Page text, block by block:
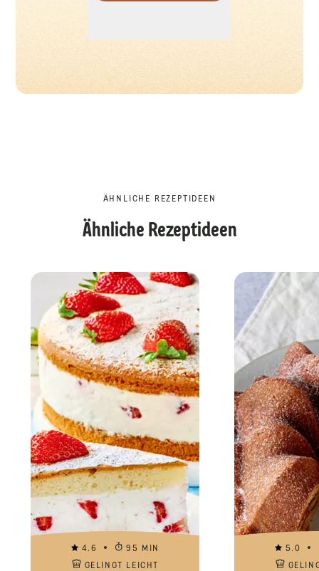
ÄHNLICHE REZEPTIDEEN
Ähnliche Rezeptideen
4.6
95 MIN
GELINGT LEICHT
5.0